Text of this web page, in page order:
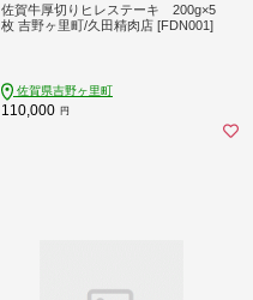
佐賀牛厚切りヒレステーキ 200g×5
枚 吉野ヶ里町/久田精肉店 [FDN001]
佐賀県吉野ヶ里町
110,000 円